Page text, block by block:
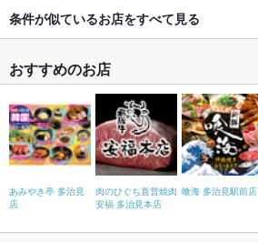
条件が似ているお店をすべて見る
おすすめのお店
あみやき亭 多治見
店
肉のひぐち直営焼肉
安福 多治見本店
喰海 多治見駅前店